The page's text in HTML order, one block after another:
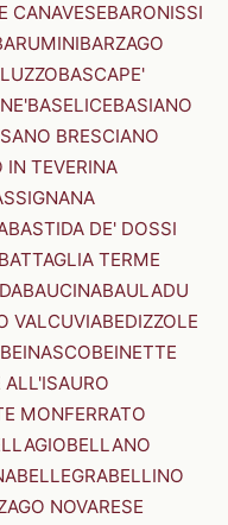
CANAVESEBARONISSI
BARZAGO
BASCAPE'
BASELICEBASIANO
BRESCIANO
IN TEVERINA
BASTIDA DE' DOSSI
BATTAGLIA TERME
BAUCINABAULADU
VALCUVIABEDIZZOLE
BEINASCOBEINETTE
ALL'ISAURO
MONFERRATO
BELLANO
BELLEGRABELLINO
NOVARESE